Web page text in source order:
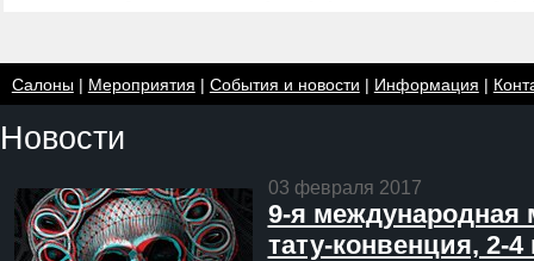
Салоны| Мероприятия | События и новости | Информация |
Новости
03 февраля 2017
9-я международная
тату-конвенция, 2-